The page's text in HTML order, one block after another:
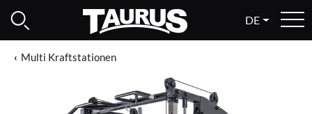
DE
Multi Kraftstationen